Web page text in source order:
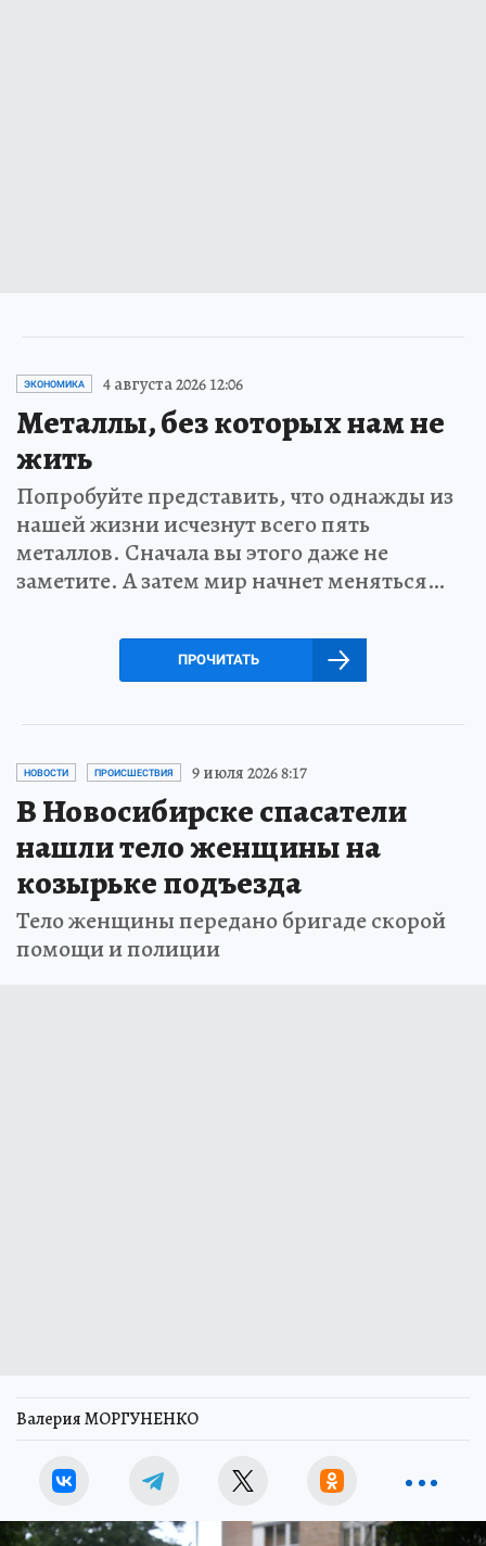
ЭКОНОМИКА 4 августа 2026 12:06
Металлы, без которых нам не
жить
Попробуйте представить, что однажды из
нашей жизни исчезнут всего пять
металлов. Сначала вы этого даже не
заметите. А затем мир начнет меняться…
ПРОЧИТАТЬ
НОВОСТИ ПРОИСШЕСТВИЯ 9 июля 2026 8:17
В Новосибирске спасатели
нашли тело женщины на
козырьке подъезда
Тело женщины передано бригаде скорой
помощи и полиции
Валерия МОРГУНЕНКО